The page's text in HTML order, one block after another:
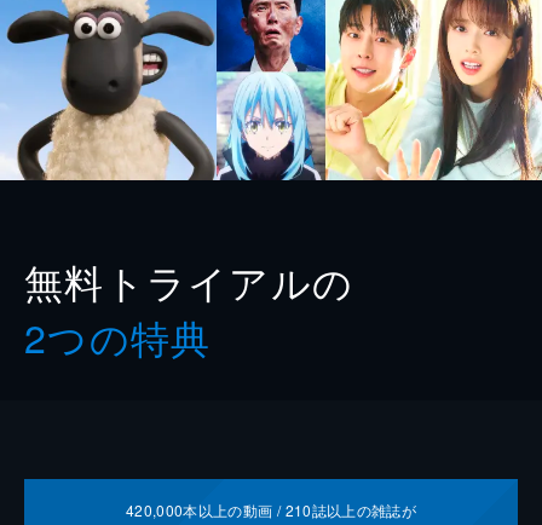
無料トライアルの
2つの特典
420,000本以上の動画 /210誌以上の雑誌が